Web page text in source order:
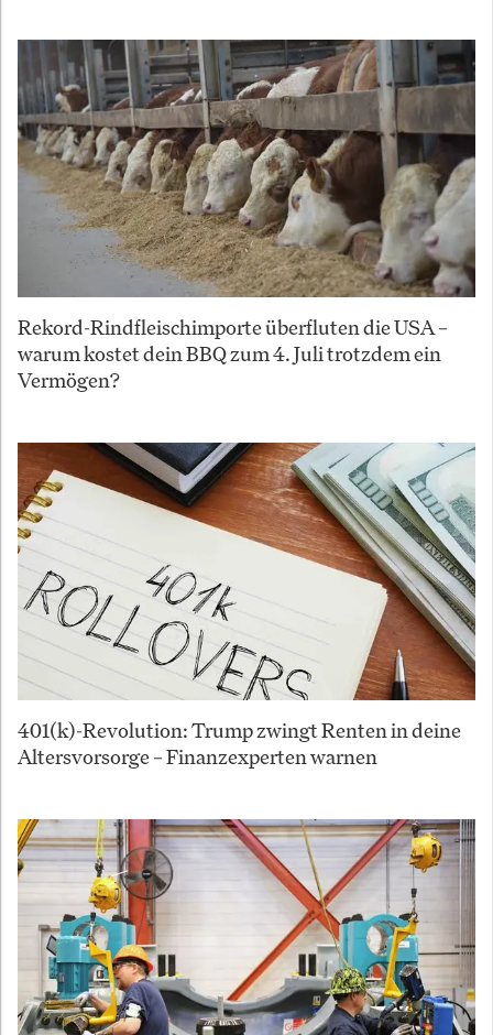
Rekord-Rindfleischimporte überfluten die USA –
warum kostet dein BBQ zum 4. Juli trotzdem ein
Vermögen?
401(k)-Revolution: Trump zwingt Renten in deine
Altersvorsorge – Finanzexperten warnen